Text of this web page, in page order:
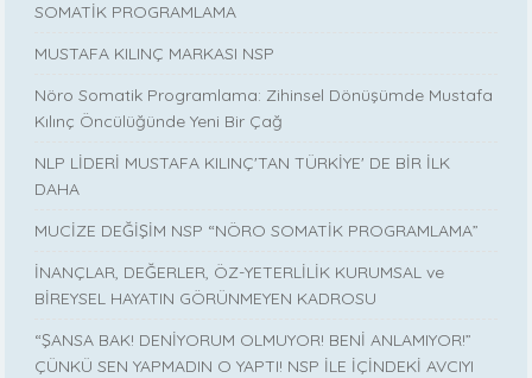
SOMATİK PROGRAMLAMA
MUSTAFA KILINÇ MARKASI NSP
Nöro Somatik Programlama: Zihinsel Dönüşümde Mustafa
Kılınç Öncülüğünde Yeni Bir Çağ
NLP LİDERİ MUSTAFA KILINÇ'TAN TÜRKİYE' DE BİR İLK
DAHA
MUCİZE DEĞİŞİM NSP “NÖRO SOMATİK PROGRAMLAMA”
İNANÇLAR, DEĞERLER, ÖZ-YETERLİLİK KURUMSAL ve
BİREYSEL HAYATIN GÖRÜNMEYEN KADROSU
“ŞANSA BAK! DENİYORUM OLMUYOR! BENİ ANLAMIYOR!”
ÇÜNKÜ SEN YAPMADIN O YAPTI! NSP İLE İÇİNDEKİ AVCIYI